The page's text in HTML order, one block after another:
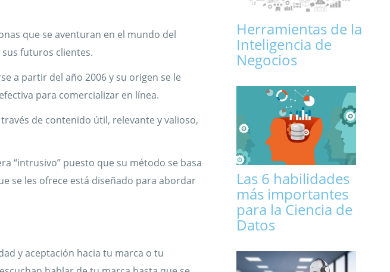
que se aventuran en el mundo del
futuros clientes.
a partir del año 2006 y su origen se le
para comercializar en línea.
de contenido útil, relevante y valioso,
“intrusivo” puesto que su método se basa
se les ofrece está diseñado para abordar
y aceptación hacia tu marca o tu
Herramientas de la
Inteligencia de
Negocios
Las 6 habilidades
más importantes
para la Ciencia de
Datos